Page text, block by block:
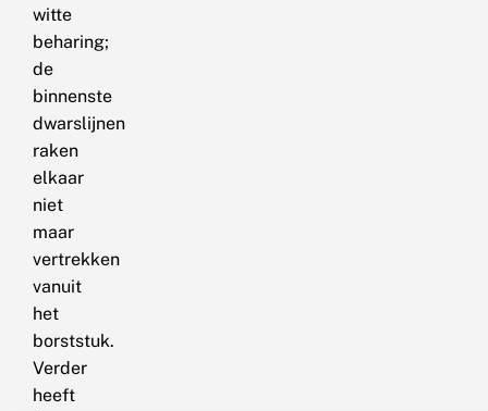
witte
beharing;
de
binnenste
dwarslijnen
raken
elkaar
niet
maar
vertrekken
vanuit
het
borststuk.
Verder
heeft